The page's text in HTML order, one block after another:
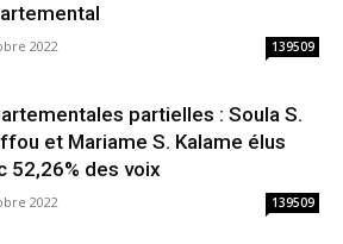
2022 139509
partielles : Soula S.
et Mariame S. Kalame élus
52,26% des voix
2022 139509